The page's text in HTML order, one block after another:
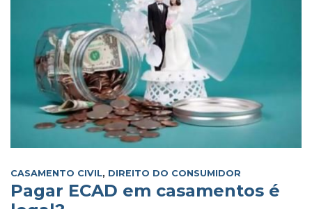
CASAMENTO CIVIL, DIREITO DO CONSUMIDOR
Pagar ECAD em casamentos é